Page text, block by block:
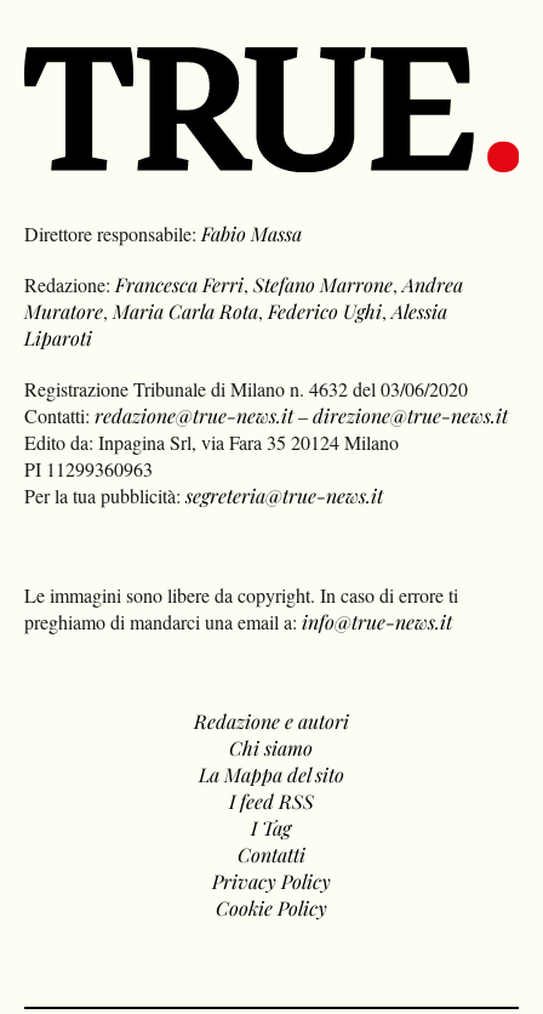
Direttore responsabile: Fabio Massa
Redazione: Francesca Ferri,Stefano Marrone,Andrea
Muratore, Maria Carla Rota, Federico Ughi,Alessia
Liparoti
Registrazione Tribunale di Milano n. 4632 del 03/06/2020
Contatti:redazione@true-news.it–direzione@true-news.it
Edito da: Inpagina Srl, via Fara 35 20124 Milano
PI 11299360963
Per la tua pubblicità:segreteria@true-news.it
Le immagini sono libere da copyright. In caso di errore ti
preghiamo di mandarci una email a: info@true-news.it
Redazione e autori
Chi siamo
La Mappa del sito
I feed RSS
I Tag
Contatti
Privacy Policy
Cookie Policy